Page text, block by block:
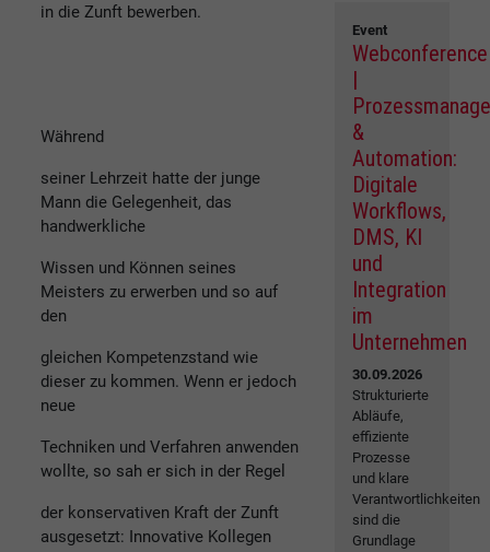
in die Zunft bewerben.
Während
seiner Lehrzeit hatte der junge
Mann die Gelegenheit, das
handwerkliche
Wissen und Können seines
Meisters zu erwerben und so auf
den
gleichen Kompetenzstand wie
dieser zu kommen. Wenn er jedoch
neue
Techniken und Verfahren anwenden
wollte, so sah er sich in der Regel
der konservativen Kraft der Zunft
ausgesetzt: Innovative Kollegen
Event
Webconference
|
&
Automation:
Digitale
Workflows,
DMS, KI
und
Integration
im
Unternehmen
30.09.2026
Strukturierte
Abläufe,
effiziente
Prozesse
und klare
Verantwortlichkeiten
sind die
Grundlage